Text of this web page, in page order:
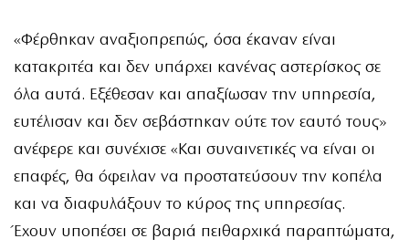
«Φέρθηκαν αναξιοπρεπώς, όσα έκαναν είναι
κατακριτέα και δεν υπάρχει κανένας αστερίσκος σε
όλα αυτά. Εξέθεσαν και απαξίωσαν την υπηρεσία,
ευτέλισαν και δεν σεβάστηκαν ούτε τον εαυτό τους»
ανέφερε και συνέχισε «Και συναινετικές να είναι οι
επαφές, θα όφειλαν να προστατεύσουν την κοπέλα
και να διαφυλάξουν το κύρος της υπηρεσίας.
Έχουν υποπέσει σε βαριά πειθαρχικά παραπτώματα,